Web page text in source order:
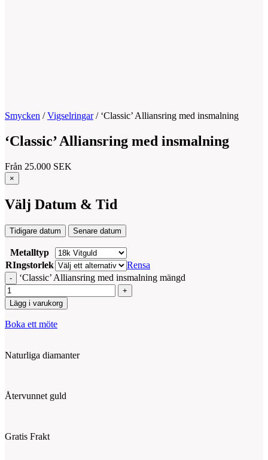
Smycken /Vigselringar/ ‘Classic’ Alliansring med insmalning
‘Classic’ Alliansring med insmalning
Från 25.000 SEK
×
Välj Datum & Tid
Tidigare datum Senare datum
Metalltyp
RIngstorlek
Rensa
‘Classic’ Alliansring med insmalning mängd
Lägg i varukorg
Boka ett möte
Naturliga diamanter
Återvunnet guld
Gratis Frakt